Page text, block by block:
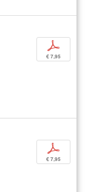
p
€ 7,95
p
€ 7,95